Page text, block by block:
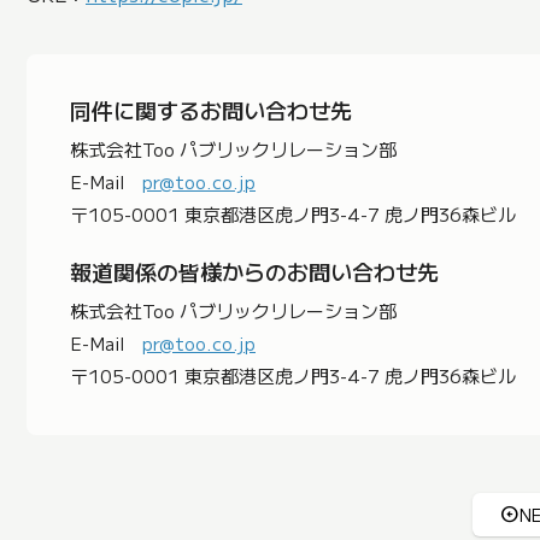
同件に関するお問い合わせ先
株式会社Too パブリックリレーション部
E-Mail pr@too.co.jp
〒105-0001 東京都港区虎ノ門3-4-7 虎ノ門36森ビル
報道関係の皆様からのお問い合わせ先
株式会社Too パブリックリレーション部
E-Mail pr@too.co.jp
〒105-0001 東京都港区虎ノ門3-4-7 虎ノ門36森ビル